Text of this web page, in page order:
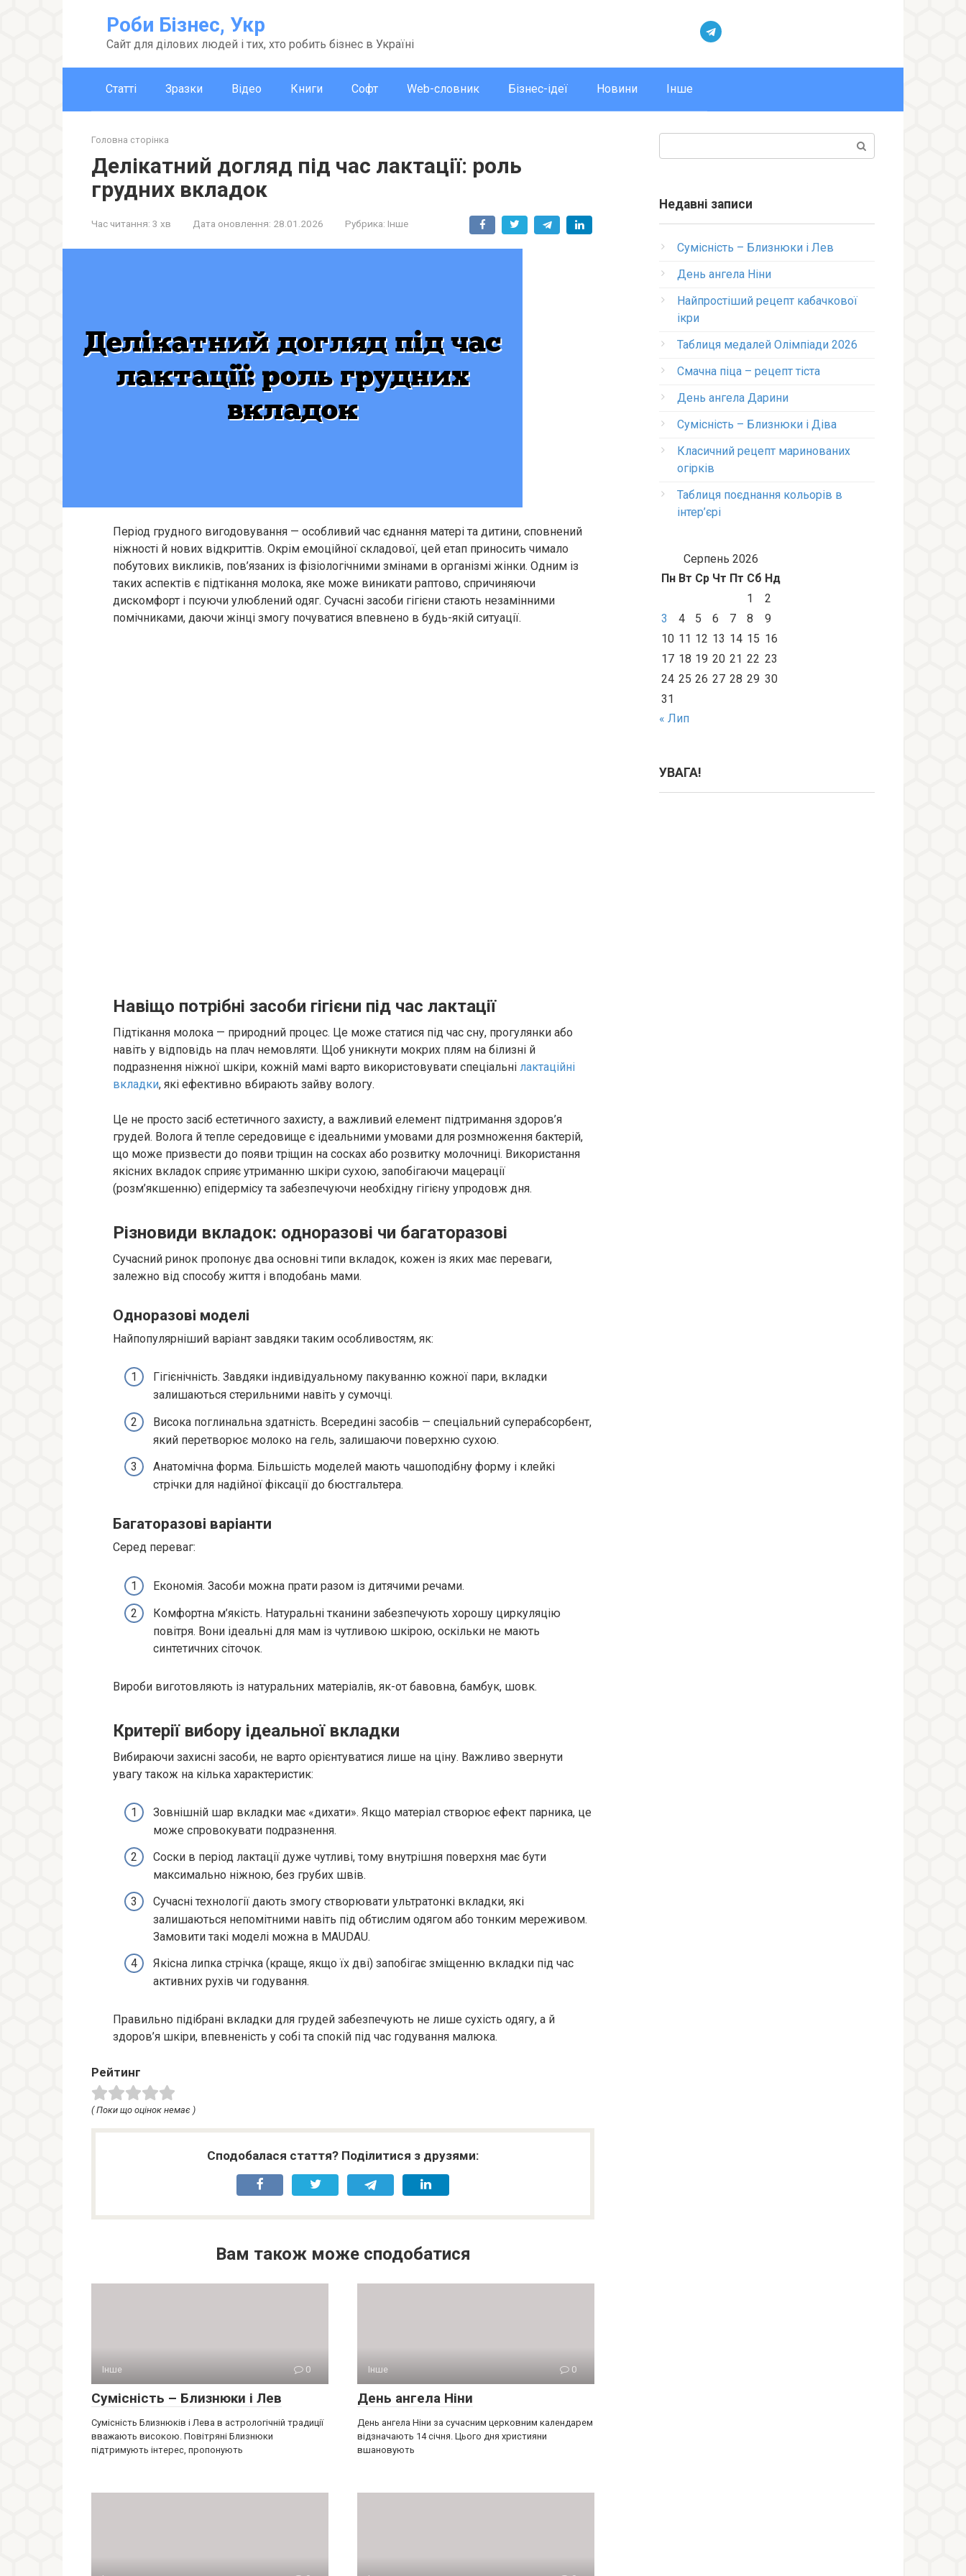
Роби Бізнес, Укр
Сайт для ділових людей і тих, хто робить бізнес в Україні
Статті Зразки Відео Книги Софт Web-словник Бізнес-ідеї Новини Інше
Головна сторінка
Делікатний догляд під час лактації: роль
грудних вкладок
Час читання: 3 хв Дата оновлення: 28.01.2026 Рубрика: Інше
Період грудного вигодовування — особливий час єднання матері та дитини, сповнений
ніжності й нових відкриттів. Окрім емоційної складової, цей етап приносить чимало
побутових викликів, пов’язаних із фізіологічними змінами в організмі жінки. Одним із
таких аспектів є підтікання молока, яке може виникати раптово, спричиняючи
дискомфорт і псуючи улюблений одяг. Сучасні засоби гігієни стають незамінними
помічниками, даючи жінці змогу почуватися впевнено в будь-якій ситуації.
Навіщо потрібні засоби гігієни під час лактації
Підтікання молока — природний процес. Це може статися під час сну, прогулянки або
навіть у відповідь на плач немовляти. Щоб уникнути мокрих плям на білизні й
подразнення ніжної шкіри, кожній мамі варто використовувати спеціальні лактаційні
вкладки, які ефективно вбирають зайву вологу.
Це не просто засіб естетичного захисту, а важливий елемент підтримання здоров’я
грудей. Волога й тепле середовище є ідеальними умовами для розмноження бактерій,
що може призвести до появи тріщин на сосках або розвитку молочниці. Використання
якісних вкладок сприяє утриманню шкіри сухою, запобігаючи мацерації
(розм’якшенню) епідермісу та забезпечуючи необхідну гігієну упродовж дня.
Різновиди вкладок: одноразові чи багаторазові
Сучасний ринок пропонує два основні типи вкладок, кожен із яких має переваги,
залежно від способу життя і вподобань мами.
Одноразові моделі
Найпопулярніший варіант завдяки таким особливостям, як:
Гігієнічність. Завдяки індивідуальному пакуванню кожної пари, вкладки
залишаються стерильними навіть у сумочці.
Висока поглинальна здатність. Всередині засобів — спеціальний суперабсорбент,
який перетворює молоко на гель, залишаючи поверхню сухою.
Анатомічна форма. Більшість моделей мають чашоподібну форму і клейкі
стрічки для надійної фіксації до бюстгальтера.
Багаторазові варіанти
Серед переваг:
Економія. Засоби можна прати разом із дитячими речами.
Комфортна м’якість. Натуральні тканини забезпечують хорошу циркуляцію
повітря. Вони ідеальні для мам із чутливою шкірою, оскільки не мають
синтетичних сіточок.
Вироби виготовляють із натуральних матеріалів, як-от бавовна, бамбук, шовк.
Критерії вибору ідеальної вкладки
Вибираючи захисні засоби, не варто орієнтуватися лише на ціну. Важливо звернути
увагу також на кілька характеристик:
Зовнішній шар вкладки має «дихати». Якщо матеріал створює ефект парника, це
може спровокувати подразнення.
Соски в період лактації дуже чутливі, тому внутрішня поверхня має бути
максимально ніжною, без грубих швів.
Сучасні технології дають змогу створювати ультратонкі вкладки, які
залишаються непомітними навіть під обтислим одягом або тонким мереживом.
Замовити такі моделі можна в MAUDAU.
Якісна липка стрічка (краще, якщо їх дві) запобігає зміщенню вкладки під час
активних рухів чи годування.
Правильно підібрані вкладки для грудей забезпечують не лише сухість одягу, а й
здоров’я шкіри, впевненість у собі та спокій під час годування малюка.
Рейтинг
( Поки що оцінок немає )
Сподобалася стаття? Поділитися з друзями:
Вам також може сподобатися
Інше 0
Сумісність – Близнюки і Лев
Сумісність Близнюків і Лева в астрологічній традиції
вважають високою. Повітряні Близнюки
підтримують інтерес, пропонують
Інше 0
День ангела Ніни
День ангела Ніни за сучасним церковним календарем
відзначають 14 січня. Цього дня християни
вшановують
Недавні записи
Сумісність – Близнюки і Лев
День ангела Ніни
Найпростіший рецепт кабачкової
ікри
Таблиця медалей Олімпіади 2026
Смачна піца – рецепт тіста
День ангела Дарини
Сумісність – Близнюки і Діва
Класичний рецепт маринованих
огірків
Таблиця поєднання кольорів в
інтер’єрі
Серпень 2026
Пн Вт Ср Чт Пт Сб Нд
1
2
3
4 5 6 7 8
9
10 11 12 13 14 15 16
17 18 19 20 21 22 23
24 25 26 27 28 29 30
31
« Лип
УВАГА!